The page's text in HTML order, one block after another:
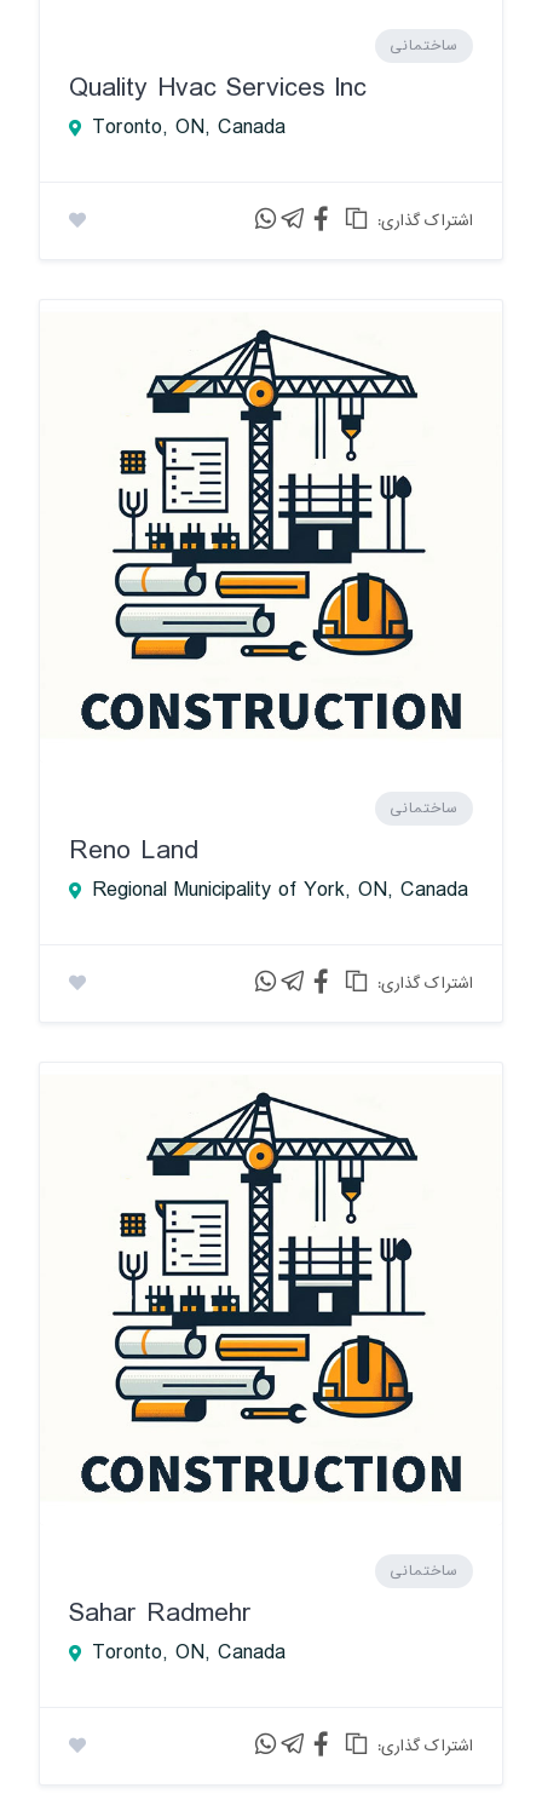
ساختمانی
Quality Hvac Services Inc
Toronto, ON, Canada
:اشتراک گذاری
ساختمانی
Reno Land
Regional Municipality of York, ON, Canada
:اشتراک گذاری
ساختمانی
Sahar Radmehr
Toronto, ON, Canada
:اشتراک گذاری